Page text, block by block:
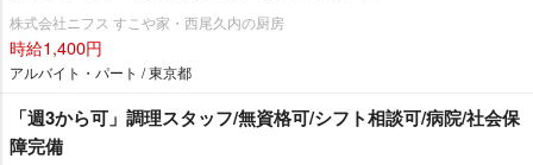
株式会社ニフス すこや家・西尾久内の厨房
時給1,400円
アルバイト・パート / 東京都
「週3から可」調理スタッフ/無資格可/シフト相談可/病院/社会保
障完備